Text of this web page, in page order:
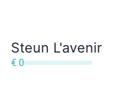
Steun L'avenir
€ 0